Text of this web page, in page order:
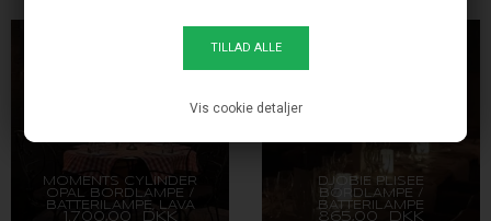
Vis cookie detaljer
MOMENTS CYLINDER
OPAL BORDLAMPE /
BATTERILAMPE, LAVA
1.700,00 DKK
DJOBIE PLISÉE
BORDLAMPE /
BATTERILAMPE
865,00 DKK